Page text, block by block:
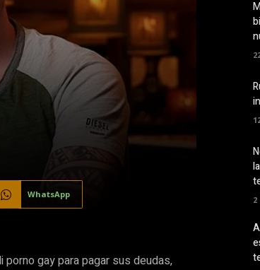
WhatsApp
gay para pagar sus deudas,